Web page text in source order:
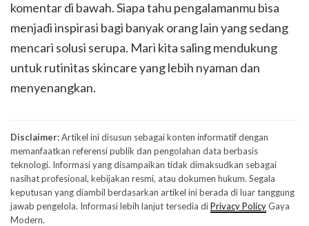
komentar di bawah. Siapa tahu pengalamanmu bisa
menjadi inspirasi bagi banyak orang lain yang sedang
mencari solusi serupa. Mari kita saling mendukung
untuk rutinitas skincare yang lebih nyaman dan
menyenangkan.
Disclaimer:Artikel ini disusun sebagai konten informatif dengan
memanfaatkan referensi publik dan pengolahan data berbasis
teknologi. Informasi yang disampaikan tidak dimaksudkan sebagai
nasihat profesional, kebijakan resmi, atau dokumen hukum. Segala
keputusan yang diambil berdasarkan artikel ini berada di luar tanggung
jawab pengelola. Informasi lebih lanjut tersedia diPrivacy PolicyGaya
Modern.